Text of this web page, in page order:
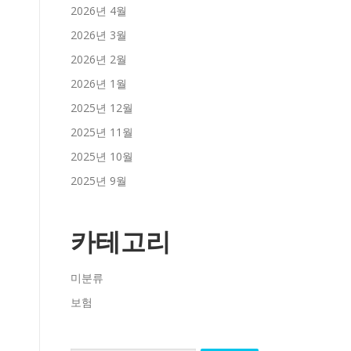
2026년 4월
2026년 3월
2026년 2월
2026년 1월
2025년 12월
2025년 11월
2025년 10월
2025년 9월
카테고리
미분류
보험